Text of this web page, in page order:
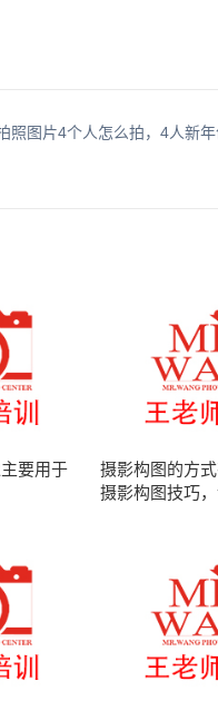
要用于
摄影构图的方
摄影构图技巧